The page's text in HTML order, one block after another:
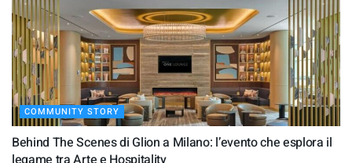
COMMUNITY STORY
Behind The Scenes di Glion a Milano: l’evento che esplora il